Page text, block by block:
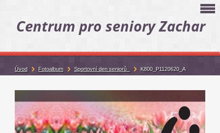
Centrum pro seniory Zachar
Úvod Fotoalbum Sportovní den seniorů_ K800_P1120620_A